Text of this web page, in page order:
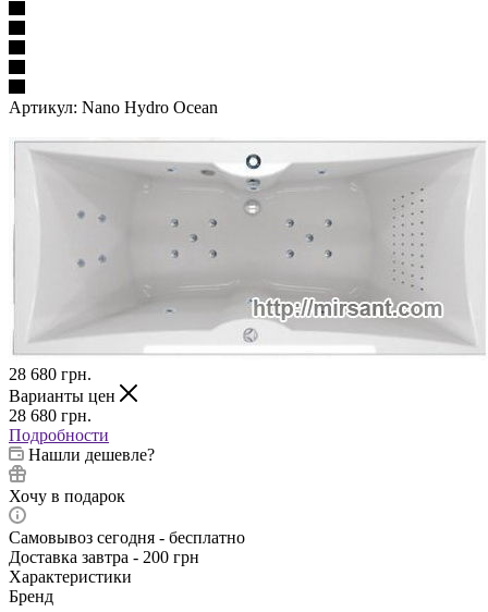
Артикул: Nano Hydro Ocean
28 680 грн.
Варианты цен
28 680 грн.
Подробности
Нашли дешевле?
Хочу в подарок
Самовывоз сегодня - бесплатно
Доставка завтра - 200 грн
Характеристики
Бренд